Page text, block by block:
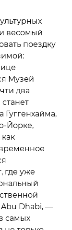
весомый
поездку
Музей
два
Йорке,
где уже
Dhabi, —
самых